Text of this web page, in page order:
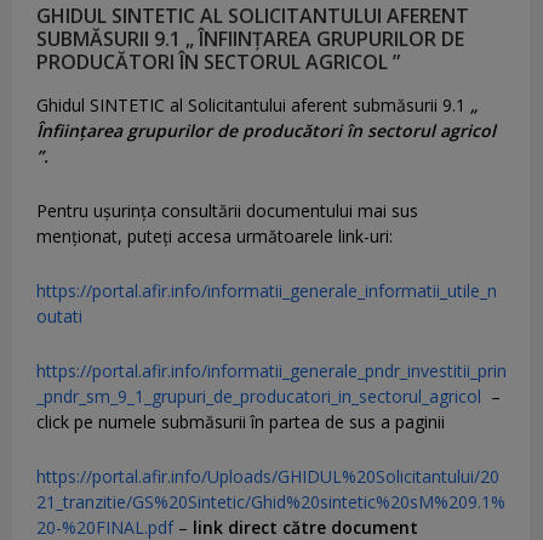
GHIDUL SINTETIC AL SOLICITANTULUI AFERENT
SUBMĂSURII 9.1 „ ÎNFIINȚAREA GRUPURILOR DE
PRODUCĂTORI ÎN SECTORUL AGRICOL ”
Ghidul SINTETIC al Solicitantului aferent submăsurii 9.1 „
Înființarea grupurilor de producători în sectorul agricol
”.
Pentru uşurinţa consultării documentului mai sus
menţionat, puteţi accesa următoarele link-uri:
https://portal.afir.info/informatii_generale_informatii_utile_n
outati
https://portal.afir.info/informatii_generale_pndr_investitii_prin
_pndr_sm_9_1_grupuri_de_producatori_in_sectorul_agricol –
click pe numele submăsurii în partea de sus a paginii
https://portal.afir.info/Uploads/GHIDUL%20Solicitantului/20
21_tranzitie/GS%20Sintetic/Ghid%20sintetic%20sM%209.1%
20-%20FINAL.pdf– link direct către document